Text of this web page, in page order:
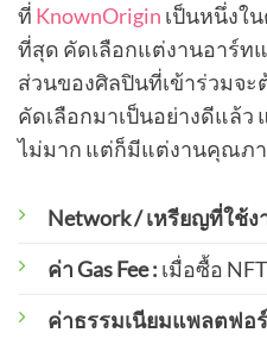
ที่ KnownOrigin เป็นหนึ่งใ
ที่สุด คัดเลือกแต่งานอาร์ท
ส่วนของศิลปินที่เข้าร่วมจ
คัดเลือกมาเป็นอย่างดีแล้
ไม่มาก แต่ก็มีแต่งานคุณภ
Network / เหรียญที่ใช้ง
ค่า Gas Fee : เมื่อซื้อ NFT
ค่าธรรมเนียมแพลตฟอ